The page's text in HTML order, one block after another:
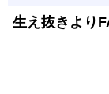
生え抜きより